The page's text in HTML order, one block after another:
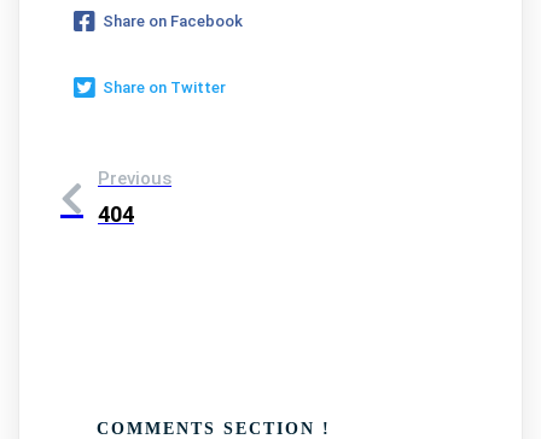
Share on Facebook
Share on Twitter
Previous
404
COMMENTS SECTION !